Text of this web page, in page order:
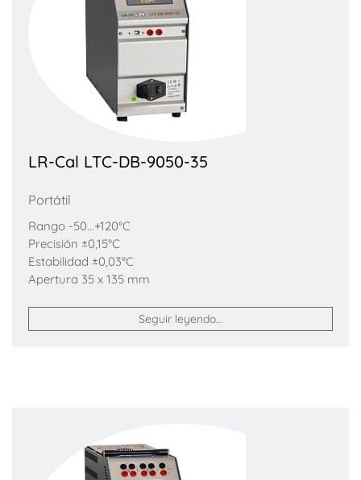
LR-Cal LTC-DB-9050-35
Portátil
Rango -50...+120°C
Precisión ±0,15°C
Estabilidad ±0,03°C
Apertura 35 x 135 mm
Seguir leyendo...